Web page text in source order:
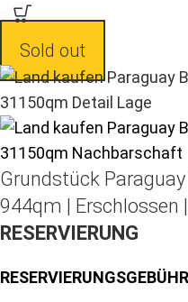
Sold out
Grundstück Paraguay
944qm | Erschlossen |
RESERVIERUNG